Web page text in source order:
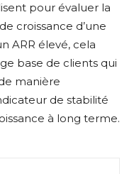
pour évaluer la
croissance d’une
ARR élevé, cela
base de clients qui
manière
de stabilité
à long terme.